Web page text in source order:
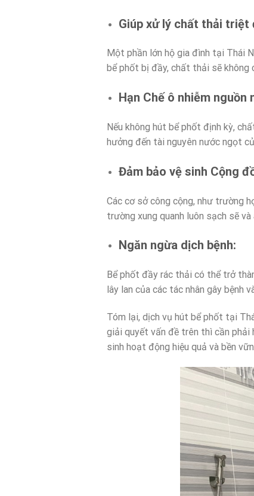
Giúp xử lý chất thải triệt
Một phần lớn hộ gia đình tại Thái
bể phốt bị đầy, chất thải sẽ không
Hạn Chế ô nhiễm nguồn
Nếu không hút bể phốt định kỳ,
hưởng đến tài nguyên nước ngọt
Đảm bảo vệ sinh Cộng
Các cơ sở công cộng, như trường
trường xung quanh luôn sạch sẽ và
Ngăn ngừa dịch bệnh:
Bể phốt đầy rác thải có thể trở
lây lan của các tác nhân gây bệnh
Tóm lại, dịch vụ hút bể phốt tại
giải quyết vấn đề trên thì cần phải
sinh hoạt động hiệu quả và bền